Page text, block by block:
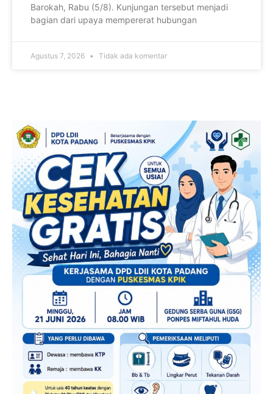
Barokah, Rabu (5/8). Kunjungan tersebut menjadi
bagian dari upaya mempererat hubungan
Agustus 7, 2026 Tidak ada komentar